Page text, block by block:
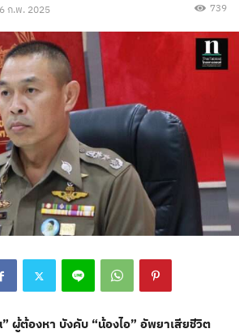
ก.พ. 2025 739
ผู้ต้องหา บังคับ “น้องไอ” อัพยาเสียชีวิต